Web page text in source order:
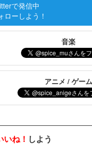
で発信中
ローしよう！
音楽
アニメ / ゲー
いね！ しよう